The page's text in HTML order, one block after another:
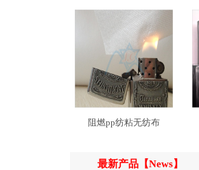
阻燃pp纺粘无纺布
最新产品【News】